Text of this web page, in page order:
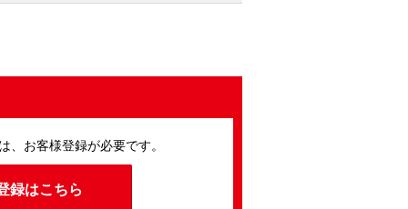
、お客様登録が必要です。
録はこちら